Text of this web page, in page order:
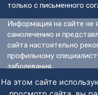
только с письменного
Информация на сайте не
самолечению и
сайта настоятельно
профильному
заболевания.
ИМЕЮТСЯ
КОНСУЛЬТАЦИЯ
На этом сайте